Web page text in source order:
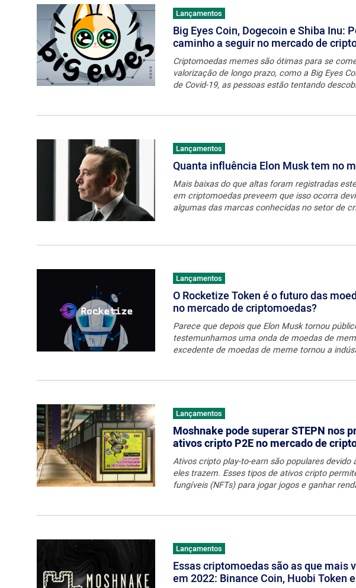
Lançamentos
Big Eyes Coin, Dogecoin e Shiba Inu:
caminho a seguir no mercado de
Criptomoedas memes são ótimas para se
valorização de longo prazo, como a Big Eyes
de Covid-19, as pessoas estão tentando
Lançamentos
Quanta influência Elon Musk tem no
Mais baixas do que altas foram registradas
em criptomoedas preveem que isso ocorra
algumas das marcas conhecidas no setor de
Lançamentos
O Rocketize Token é o futuro das
no mercado de criptomoedas?
Parece que depois que Elon Musk tornou
testemunhamos uma onda de moedas de
excedente de moedas de meme tornou a
Lançamentos
Moshnake pode superar STEPN nos
ativos cripto P2E no mercado de
Ativos cripto play-to-earn são populares
eles trazem. Esses tipos de ativos cripto
fungíveis (NFTs) para jogar jogos e ganhar
Lançamentos
Essas criptomoedas são as que
em 2022: Binance Coin, Huobi Token